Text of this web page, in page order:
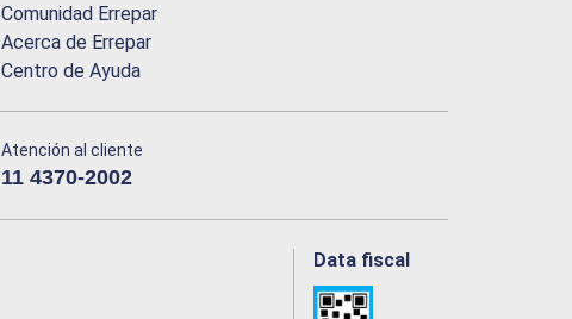
Comunidad Errepar
Acerca de Errepar
Centro de Ayuda
Atención al cliente
11 4370-2002
Data fiscal